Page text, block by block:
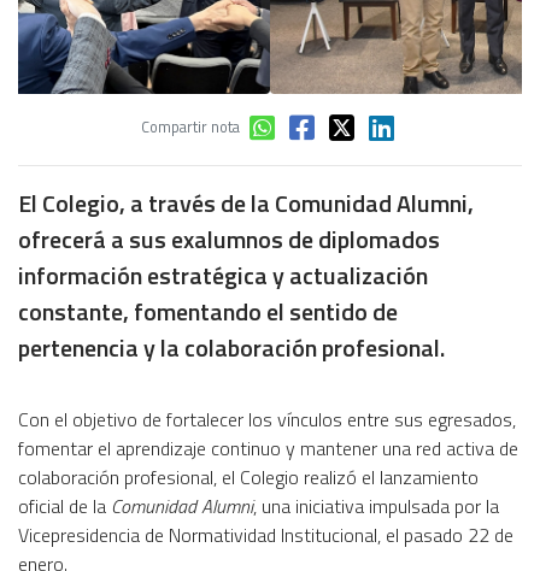
Compartir nota
El Colegio, a través de la Comunidad Alumni,
ofrecerá a sus exalumnos de diplomados
información estratégica y actualización
constante, fomentando el sentido de
pertenencia y la colaboración profesional.
Con el objetivo de fortalecer los vínculos entre sus egresados,
fomentar el aprendizaje continuo y mantener una red activa de
colaboración profesional, el Colegio realizó el lanzamiento
oficial de la Comunidad Alumni, una iniciativa impulsada por la
Vicepresidencia de Normatividad Institucional, el pasado 22 de
enero.